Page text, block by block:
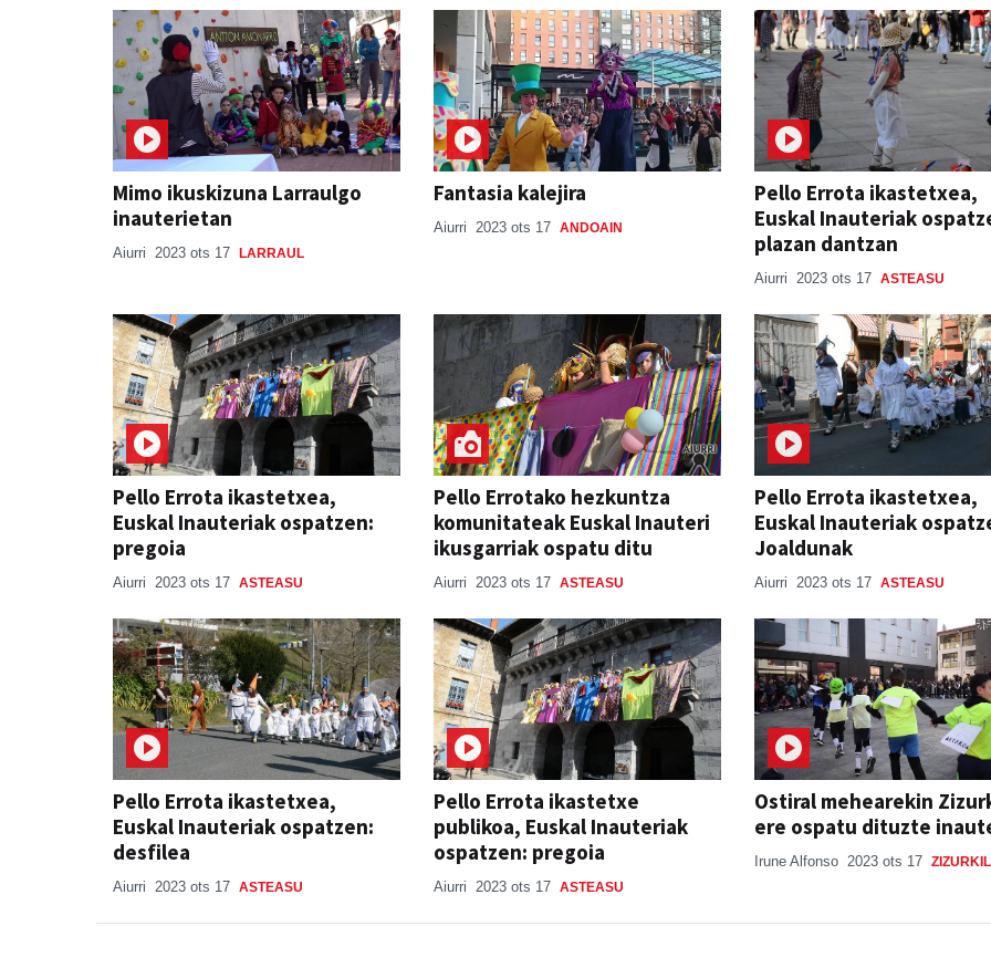
Mimo ikuskizuna Larraulgo
inauterietan
Aiurri 2023 ots 17 LARRAUL
Fantasia kalejira
Aiurri 2023 ots 17 ANDOAIN
Pello Errota ikastetxea,
Euskal Inauteriak
plazan dantzan
Aiurri 2023 ots 17 ASTEASU
Pello Errota ikastetxea,
Euskal Inauteriak ospatzen:
pregoia
Aiurri 2023 ots 17 ASTEASU
Pello Errotako hezkuntza
komunitateak Euskal Inauteri
ikusgarriak ospatu ditu
Aiurri 2023 ots 17 ASTEASU
Pello Errota ikastetxea,
Euskal Inauteriak
Joaldunak
Aiurri 2023 ots 17 ASTEASU
Pello Errota ikastetxea,
Euskal Inauteriak ospatzen:
desfilea
Aiurri 2023 ots 17 ASTEASU
Pello Errota ikastetxe
publikoa, Euskal Inauteriak
ospatzen: pregoia
Aiurri 2023 ots 17 ASTEASU
Ostiral mehearekin
ere ospatu dituzte
Irune Alfonso 2023 ots 17 ZIZURKIL